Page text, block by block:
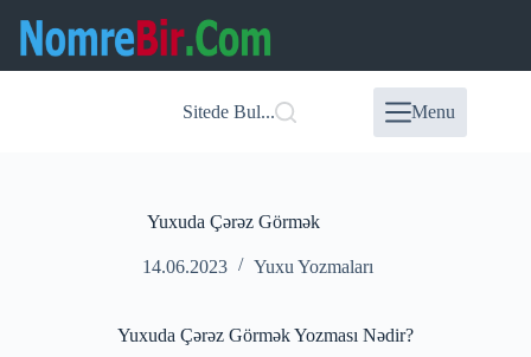
content
Sitede Bul... Menu
Yuxuda Çərəz Görmək
14.06.2023 Yuxu Yozmaları
Yuxuda Çərəz Görmək Yozması Nədir?